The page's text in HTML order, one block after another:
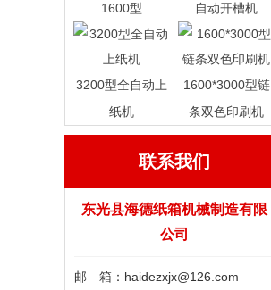
1600型
自动开槽机
3200型全自动上
纸机
1600*3000型链
条双色印刷机
联系我们
东光县海德纸箱机械制造有限
公司
邮 箱：haidezxjx@126.com